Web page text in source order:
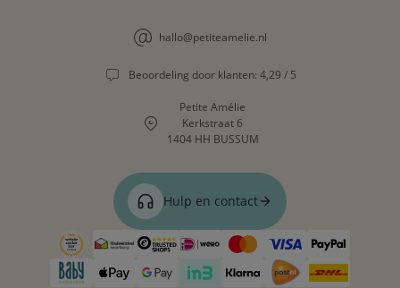
hallo@petiteamelie.nl
Beoordeling door klanten: 4,29 / 5
Petite Amélie
Kerkstraat 6
1404 HH BUSSUM
Hulp en contact